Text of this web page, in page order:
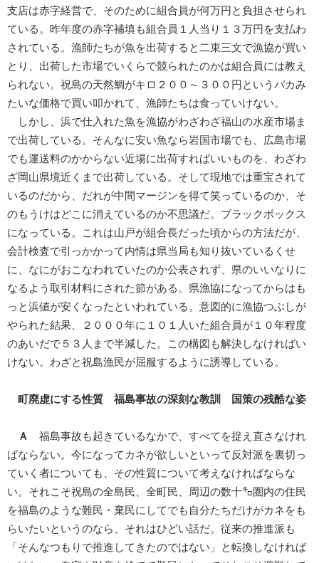
支店は赤字経営で、そのために組合員が何万円と負担させられ
ている。昨年度の赤字補填も組合員１人当り１３万円を支払わ
されている。漁師たちが魚を出荷すると二束三文で漁協が買い
とり、出荷した市場でいくらで競られたのかは組合員には教え
られない。祝島の天然鯛がキロ２００～３００円というバカみ
たいな価格で買い叩かれて、漁師たちは食っていけない。
しかし、浜で仕入れた魚を漁協がわざわざ福山の水産市場ま
で出荷している。そんなに安い魚なら岩国市場でも、広島市場
でも運送料のかからない近場に出荷すればいいものを、わざわ
ざ岡山県境近くまで出荷している。そして現地では重宝されて
いるのだから、だれが中間マージンを得て笑っているのか、そ
のもうけはどこに消えているのか不思議だ。ブラックボックス
になっている。これは山戸が組合長だった頃からの方法だが、
会計検査で引っかかって内情は県当局も知り抜いているくせ
に、なにがおこなわれていたのか公表されず、県のいいなりに
なるよう取引材料にされた節がある。県漁協になってからはも
っと浜値が安くなったといわれている。意図的に漁協つぶしが
やられた結果、２０００年に１０１人いた組合員が１０年程度
のあいだで５３人まで半減した。この構図も解決しなければい
けない。わざと祝島漁民が屈服するように誘導している。
町廃虚にする性質 福島事故の深刻な教訓 国策の残酷な姿
Ａ
福島事故も起きているなかで、すべてを捉え直さなけれ
ばならない。今になってカネが欲しいといって反対派を裏切っ
ていく者についても、その性質について考えなければならな
い。それこそ祝島の全島民、全町民、周辺の数十㌔圏内の住民
を福島のような難民・棄民にしてでも自分たちだけがカネをも
らいたいというのなら、それはひどい話だ。従来の推進派も
「そんなつもりで推進してきたのではない」と転換しなければ